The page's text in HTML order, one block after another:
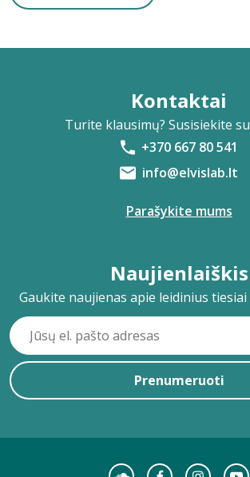
Kontaktai
Turite klausimų? Susisiekite
+370 667 80 541
info@elvislab.lt
Parašykite mums
Naujienlaiškis
Gaukite naujienas apie leidinius tiesiai
Prenumeruoti